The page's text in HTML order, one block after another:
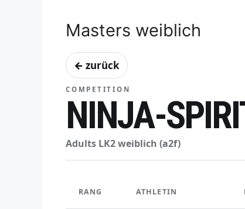
Masters weiblich
← zurück
COMPETITION
NINJA-
Adults LK2 weiblich (a2f)
RANG ATHLETIN